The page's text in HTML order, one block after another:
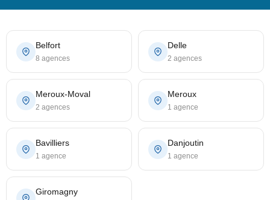
Belfort
8 agences
Delle
2 agences
Meroux-Moval
2 agences
Meroux
1 agence
Bavilliers
1 agence
Danjoutin
1 agence
Giromagny